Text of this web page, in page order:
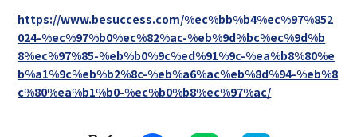
https://www.besuccess.com/%ec%bb%b4%ec%97%852
024-%ec%97%b0%ec%82%ac-%eb%9d%bc%ec%9d%b
8%ec%97%85-%eb%b0%9c%ed%91%9c-%ea%b8%80%e
b%a1%9c%eb%b2%8c-%eb%a6%ac%eb%8d%94-%eb%8
c%80%ea%b1%b0-%ec%b0%b8%ec%97%ac/